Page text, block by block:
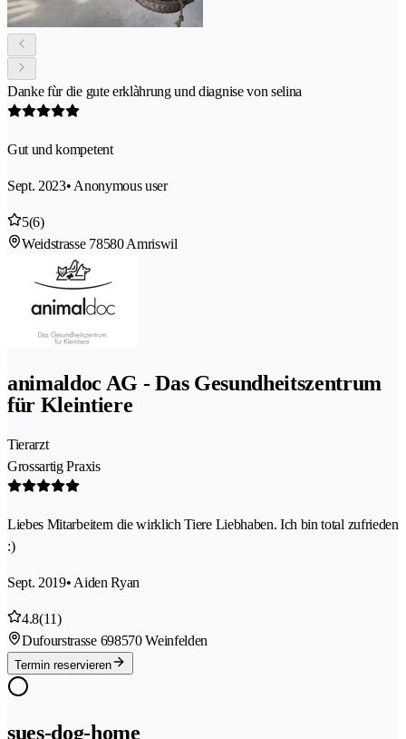
Danke fùr die gute erklàhrung und diagnise von selina
Gut und kompetent
Sept. 2023• Anonymous user
5(6)
Weidstrasse 78580 Amriswil
animaldoc AG - Das Gesundheitszentrum
für Kleintiere
Tierarzt
Grossartig Praxis
Liebes Mitarbeitern die wirklich Tiere Liebhaben. Ich bin total zufrieden
:)
Sept. 2019• Aiden Ryan
4.8(11)
Dufourstrasse 698570 Weinfelden
Termin reservieren
sues-dog-home